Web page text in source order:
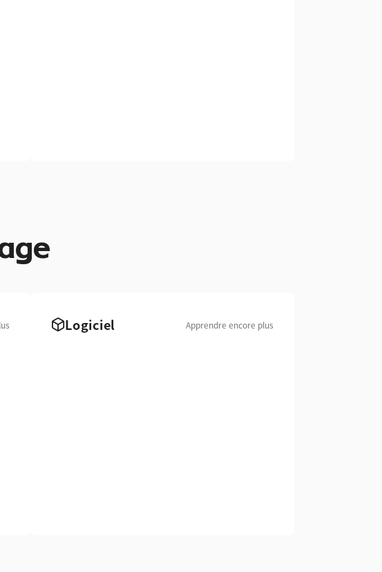
Logiciel Apprendre encore plus